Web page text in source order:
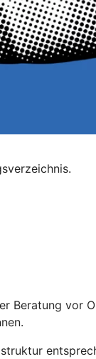
Beratung vor